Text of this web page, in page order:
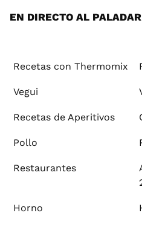
EN DIRECTO AL
Recetas con Thermomix
Vegui
Recetas de Aperitivos
Pollo
Restaurantes
Horno